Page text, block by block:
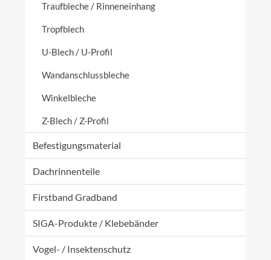
Traufbleche / Rinneneinhang
Tropfblech
U-Blech / U-Profil
Wandanschlussbleche
Winkelbleche
Z-Blech / Z-Profil
Befestigungsmaterial
Dachrinnenteile
Firstband Gradband
SIGA-Produkte / Klebebänder
Vogel- / Insektenschutz